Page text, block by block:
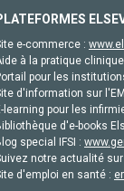
e-commerce :
à la pratique
pour les
d'information sur
learning pour les
d'e-books
special IFSI :
notre actualité
d'emploi en santé :